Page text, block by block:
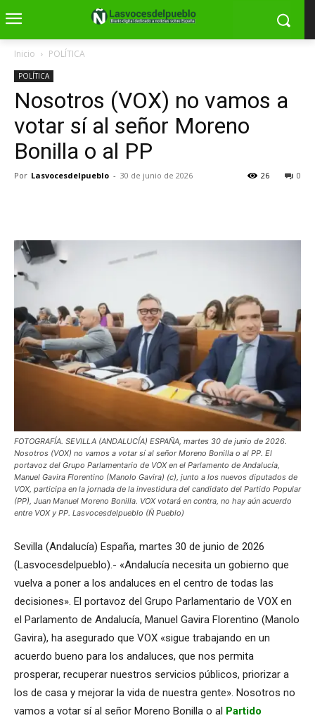
Inicio POLÍTICA
POLÍTICA
Nosotros (VOX) no vamos a
votar sí al señor Moreno
Bonilla o al PP
Por Lasvocesdelpueblo - 30 de junio de 2026 0
26
FOTOGRAFÍA. SEVILLA (ANDALUCÍA) ESPAÑA, martes 30 de junio de 2026.
Nosotros (VOX) no vamos a votar sí al señor Moreno Bonilla o al PP. El
portavoz del Grupo Parlamentario de VOX en el Parlamento de Andalucía,
Manuel Gavira Florentino (Manolo Gavira) (c), junto a los nuevos diputados de
VOX, participa en la jornada de la investidura del candidato del Partido Popular
(PP), Juan Manuel Moreno Bonilla. VOX votará en contra, no hay aún acuerdo
entre VOX y PP. Lasvocesdelpueblo (Ñ Pueblo)
Sevilla (Andalucía) España, martes 30 de junio de 2026
(Lasvocesdelpueblo).- «Andalucía necesita un gobierno que
vuelva a poner a los andaluces en el centro de todas las
decisiones». El portavoz del Grupo Parlamentario de VOX en
el Parlamento de Andalucía, Manuel Gavira Florentino (Manolo
Gavira), ha asegurado que VOX «sigue trabajando en un
acuerdo bueno para los andaluces, que nos permita
prosperar, recuperar nuestros servicios públicos, priorizar a
los de casa y mejorar la vida de nuestra gente». Nosotros no
vamos a votar sí al señor Moreno Bonilla o al Partido